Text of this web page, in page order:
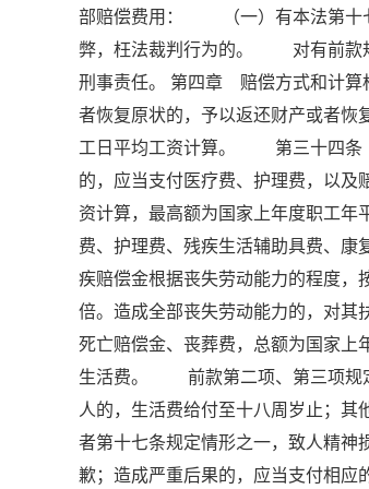
部赔偿费用： （一）有本法第十
弊，枉法裁判行为的。 对有前款规
刑事责任。 第四章 赔偿方式和
者恢复原状的，予以返还财产或者
工日平均工资计算。 第三十四条
的，应当支付医疗费、护理费，以及
资计算，最高额为国家上年度职工
费、护理费、残疾生活辅助具费、康
疾赔偿金根据丧失劳动能力的程度，
倍。造成全部丧失劳动能力的，对
死亡赔偿金、丧葬费，总额为国家上
生活费。 前款第二项、第三项规定
人的，生活费给付至十八周岁止；
者第十七条规定情形之一，致人精神
歉；造成严重后果的，应当支付相